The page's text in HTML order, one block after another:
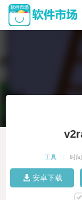
工具 时
安卓下载